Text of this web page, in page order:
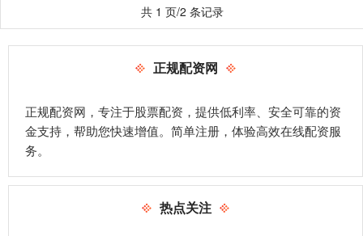
共 1 页/2 条记录
正规配资网
正规配资网，专注于股票配资，提供低利率、安全可靠的资
金支持，帮助您快速增值。简单注册，体验高效在线配资服
务。
热点关注